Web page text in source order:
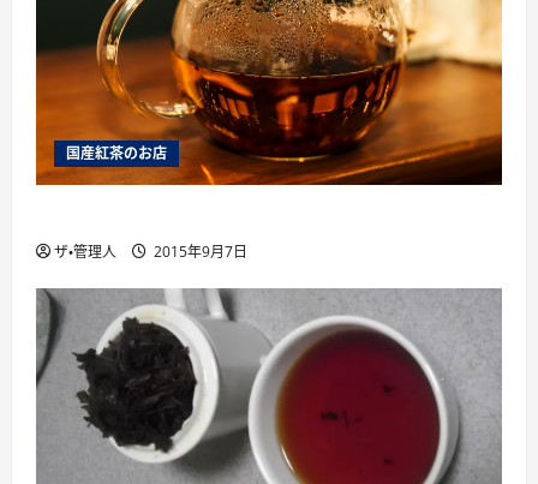
国産紅茶のお店
ザ・管理人 2015年9月7日